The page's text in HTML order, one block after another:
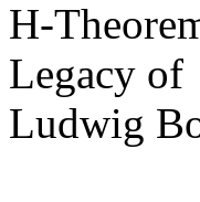
H-
Legacy of
Ludwig